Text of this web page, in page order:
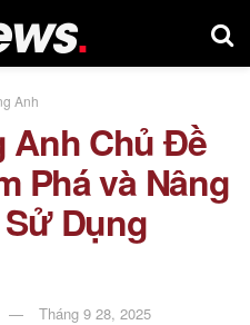
Anh
Anh Chủ Đề
Phá và Nâng
Dụng
Tháng 9 28, 2025